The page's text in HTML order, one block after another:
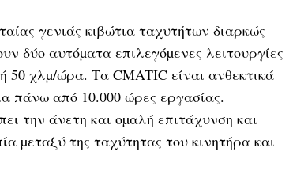
γενιάς κιβώτια ταχυτήτων διαρκώς
δύο αυτόµατα επιλεγόµενες λειτουργίες
50 χλµ/ώρα. Τα CMATIC είναι ανθεκτικά
πάνω από 10.000 ώρες εργασίας.
την άνετη και οµαλή επιτάχυνση και
µεταξύ της ταχύτητας του κινητήρα και